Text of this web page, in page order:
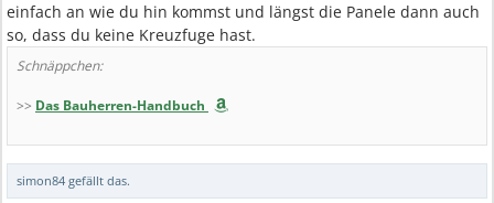
einfach an wie du hin kommst und längst die Panele dann auch
so, dass du keine Kreuzfuge hast.
Schnäppchen:
>> Das Bauherren-Handbuch
simon84 gefällt das.